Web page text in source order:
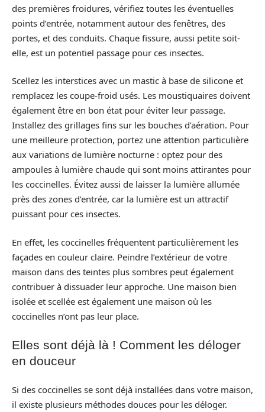
des premières froidures, vérifiez toutes les éventuelles
points d’entrée, notamment autour des fenêtres, des
portes, et des conduits. Chaque fissure, aussi petite soit-
elle, est un potentiel passage pour ces insectes.
Scellez les interstices avec un mastic à base de silicone et
remplacez les coupe-froid usés. Les moustiquaires doivent
également être en bon état pour éviter leur passage.
Installez des grillages fins sur les bouches d’aération. Pour
une meilleure protection, portez une attention particulière
aux variations de lumière nocturne : optez pour des
ampoules à lumière chaude qui sont moins attirantes pour
les coccinelles. Évitez aussi de laisser la lumière allumée
près des zones d’entrée, car la lumière est un attractif
puissant pour ces insectes.
En effet, les coccinelles fréquentent particulièrement les
façades en couleur claire. Peindre l’extérieur de votre
maison dans des teintes plus sombres peut également
contribuer à dissuader leur approche. Une maison bien
isolée et scellée est également une maison où les
coccinelles n’ont pas leur place.
Elles sont déjà là ! Comment les déloger
en douceur
Si des coccinelles se sont déjà installées dans votre maison,
il existe plusieurs méthodes douces pour les déloger.